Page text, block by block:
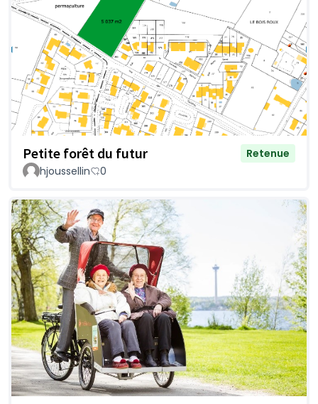
Petite forêt du futur
Retenue
hjoussellin
0